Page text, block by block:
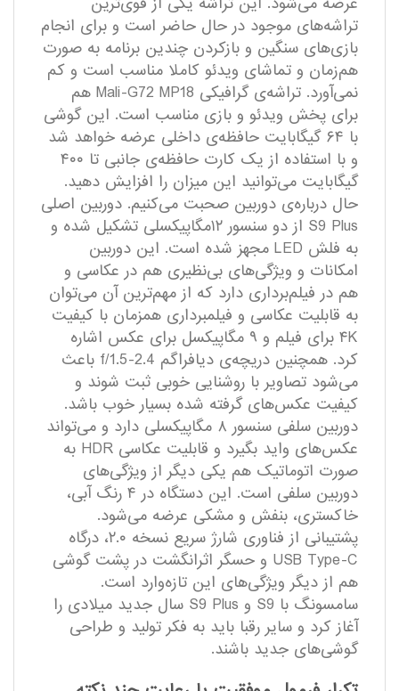
تراشه‌های موجود در حال حاضر است و برای انجام
بازی‌های سنگین و بازکردن چندین برنامه به صورت
هم‌زمان و تماشای ویدئو کاملا مناسب است و کم
نمی‌آورد. تراشه‌ی گرافیکی Mali-G72 MP18 هم
برای پخش ویدئو و بازی مناسب است. این گوشی
با ۶۴ گیگابایت حافظه‌ی داخلی عرضه خواهد شد
و با استفاده از یک کارت حافظه‌ی جانبی تا ۴۰۰
گیگابایت می‌توانید این میزان را افزایش دهید.
حال درباره‌ی دوربین صحبت می‌کنیم. دوربین اصلی
S9 Plus از دو سنسور ۱۲مگاپیکسلی تشکیل شده و
به فلش LED مجهز شده است. این دوربین
امکانات و ویژگی‌های بی‌نظیری هم در عکاسی و
هم در فیلم‌برداری دارد که از مهم‌ترین آن می‌توان
به قابلیت عکاسی و فیلمبرداری همزمان با کیفیت
۴K برای فیلم و ۹ مگاپیکسل برای عکس اشاره
کرد. همچنین دریچه‌ی دیافراگم f/1.5-2.4 باعث
می‌شود تصاویر با روشنایی خوبی ثبت شوند و
کیفیت عکس‌های گرفته شده بسیار خوب باشد.
دوربین سلفی سنسور ۸ مگاپیکسلی دارد و می‌تواند
عکس‌های واید بگیرد و قابلیت عکاسی HDR به
صورت اتوماتیک هم یکی دیگر از ویژگی‌های
دوربین سلفی است. این دستگاه در ۴ رنگ آبی،
خاکستری، بنفش و مشکی عرضه می‌شود.
پشتیبانی از فناوری شارژ سریع نسخه ۲.۰، درگاه
USB Type-C و حسگر اثرانگشت در پشت گوشی
هم از دیگر ویژگی‌های این تازه‌وارد است.
سامسونگ با S9 و S9 Plus سال جدید میلادی را
آغاز کرد و سایر رقبا باید به فکر تولید و طراحی
گوشی‌های جدید باشند.